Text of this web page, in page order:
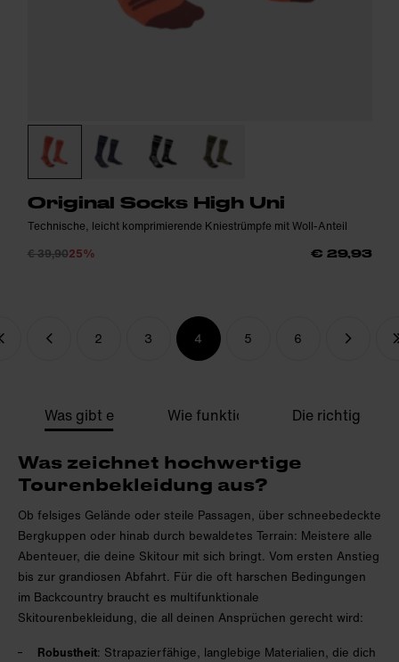
Original Socks High Uni
Technische, leicht komprimierende Kniestrümpfe mit Woll-Anteil
€ 39,9025% € 29,93
2 3 4 5 6
Was gibt es zu beachten?Wie funktioniert Layering?
Die richtigen
Was zeichnet hochwertige
Tourenbekleidung aus?
Ob felsiges Gelände oder steile Passagen, über schneebedeckte
Bergkuppen oder hinab durch bewaldetes Terrain: Meistere alle
Abenteuer, die deine Skitour mit sich bringt. Vom ersten Anstieg
bis zur grandiosen Abfahrt. Für die oft harschen Bedingungen
im Backcountry braucht es multifunktionale
Skitourenbekleidung, die all deinen Ansprüchen gerecht wird:
Robustheit: Strapazierfähige, langlebige Materialien, die dich